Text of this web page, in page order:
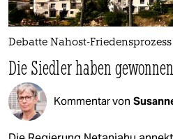
Debatte Nahost-Friedensprozess
Die Siedler haben gewonnen
Kommentar von